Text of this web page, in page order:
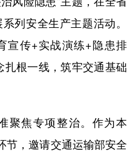
娱乐 时尚
书画 一带一路
投教基地
河北 山西
列安全生产主题活动。
宣传+实战演练+隐患排
扎根一线，筑牢交通基础
焦专项整治。作为本
节，邀请交通运输部安全